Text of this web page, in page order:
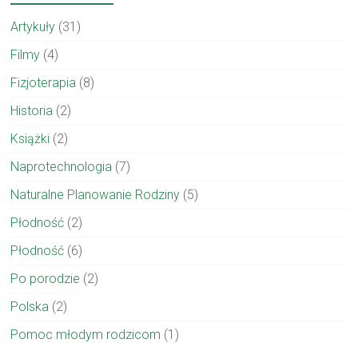
Artykuły (31)
Filmy (4)
Fizjoterapia (8)
Historia (2)
Książki (2)
Naprotechnologia (7)
Naturalne Planowanie Rodziny (5)
Płodność (2)
Płodność (6)
Po porodzie (2)
Polska (2)
Pomoc młodym rodzicom (1)